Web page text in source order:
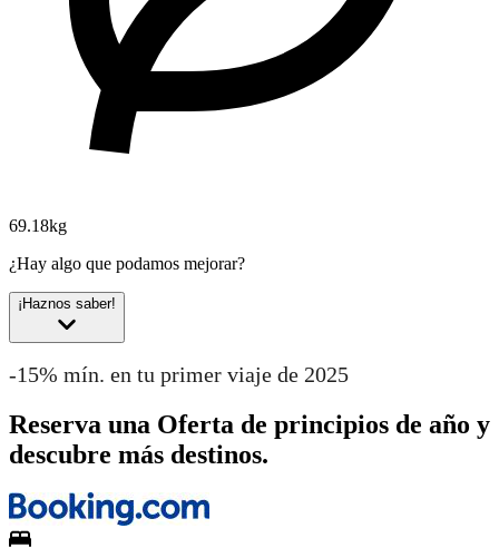
69.18kg
¿Hay algo que podamos mejorar?
¡Haznos saber!
-15% mín. en tu primer viaje de 2025
Reserva una Oferta de principios de año y
descubre más destinos.